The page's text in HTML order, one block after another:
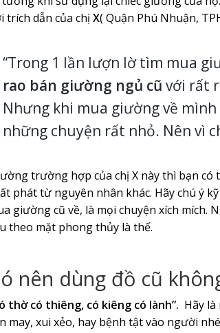
trích dẫn của chị X( Quận Phú Nhuận,
“Trong 1 lần lượn lờ tìm mua
rao bán giường ngủ cũ với rất
Nhưng khi mua giường về
những chuyện rất nhỏ. Nên vì
trường hợp của chị X này thì bạn
phát từ nguyên nhân khác. Hãy chú ý
giường cũ về, là mọi chuyện xích mích.
theo mặt phong thủy là thế.
nên dùng đồ cũ
thờ có thiêng, có kiêng có lành”. Hãy
may, xui xẻo, hay bệnh tật vào người